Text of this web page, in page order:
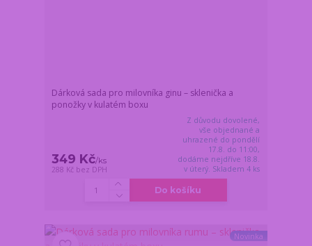
Dárková sada pro milovníka ginu – sklenička a
ponožky v kulatém boxu
349 Kč/ks
288 Kč bez DPH
Z důvodu dovolené,
vše objednané a
uhrazené do pondělí
17.8. do 11:00,
dodáme nejdříve 18.8.
v úterý. Skladem 4 ks
Do košíku
Novinka